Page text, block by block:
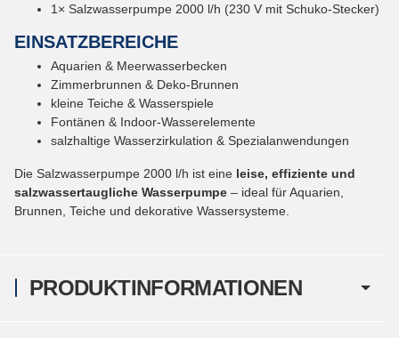
PRODUKTINFORMATIONEN
1× Salzwasserpumpe 2000 l/h (230 V mit Schuko-Stecker)
EINSATZBEREICHE
Aquarien & Meerwasserbecken
Zimmerbrunnen & Deko-Brunnen
kleine Teiche & Wasserspiele
Fontänen & Indoor-Wasserelemente
salzhaltige Wasserzirkulation & Spezialanwendungen
Die Salzwasserpumpe 2000 l/h ist eine leise, effiziente und
salzwassertaugliche Wasserpumpe – ideal für Aquarien,
Brunnen, Teiche und dekorative Wassersysteme.